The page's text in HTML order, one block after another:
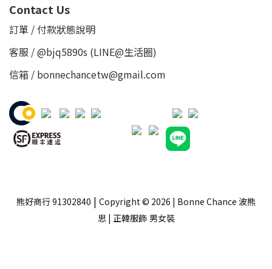
Contact Us
訂單 / 付款狀態說明
客服 /@bjq5890s (LINE@生活圈)
信箱 / bonnechancetw@gmail.com
熊好商行 91302840 | Copyright © 2026 | Bonne Chance 波熊
思 | 正韓服飾 男女裝